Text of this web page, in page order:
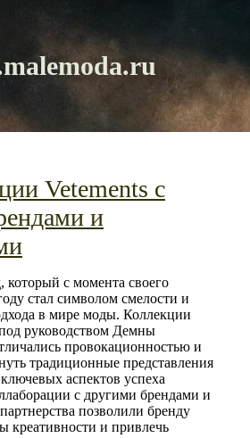
Vetements с
и
который с момента своего
стал символом смелости и
в мире моды. Коллекции
руководством Демны
провокационностью и
традиционные представления
аспектов успеха
с другими брендами и
позволили бренду
креативности и привлечь